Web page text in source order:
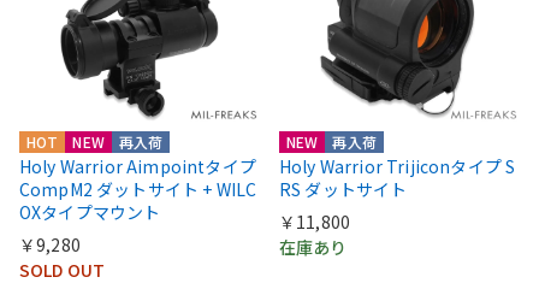
HOT NEW 再入荷
Holy Warrior Aimpointタイプ
CompM2 ダットサイト + WILC
OXタイプマウント
￥9,280
SOLD OUT
NEW 再入荷
Holy Warrior Trijiconタイプ S
RS ダットサイト
￥11,800
在庫あり